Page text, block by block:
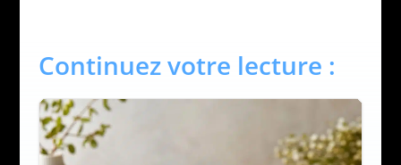
Continuez votre lecture :